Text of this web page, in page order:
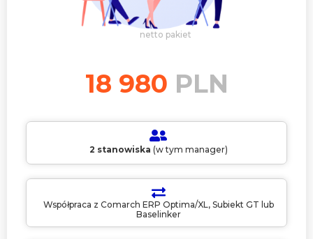
netto pakiet
18 980 PLN
2 stanowiska (w tym manager)
Współpraca z Comarch ERP Optima/XL, Subiekt GT lub
Baselinker